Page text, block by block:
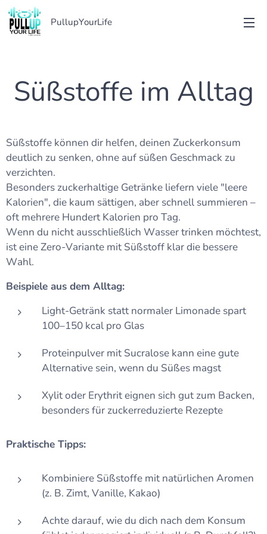
PullupYourLife
Süßstoffe im Alltag
Süßstoffe können dir helfen, deinen Zuckerkonsum
deutlich zu senken, ohne auf süßen Geschmack zu
verzichten.
Besonders zuckerhaltige Getränke liefern viele "leere
Kalorien", die kaum sättigen, aber schnell summieren –
oft mehrere Hundert Kalorien pro Tag.
Wenn du nicht ausschließlich Wasser trinken möchtest,
ist eine Zero-Variante mit Süßstoff klar die bessere
Wahl.
Beispiele aus dem Alltag:
Light-Getränk statt normaler Limonade spart
100–150 kcal pro Glas
Proteinpulver mit Sucralose kann eine gute
Alternative sein, wenn du Süßes magst
Xylit oder Erythrit eignen sich gut zum Backen,
besonders für zuckerreduzierte Rezepte
Praktische Tipps:
Kombiniere Süßstoffe mit natürlichen Aromen
(z. B. Zimt, Vanille, Kakao)
Achte darauf, wie du dich nach dem Konsum